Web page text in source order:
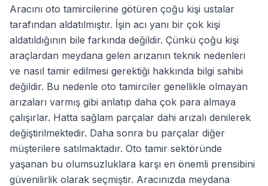
Aracını oto tamircilerine götüren çoğu kişi ustalar
tarafından aldatılmıştır. İşin acı yanı bir çok kişi
aldatıldığının bile farkında değildir. Çünkü çoğu kişi
araçlardan meydana gelen arızanın teknik nedenleri
ve nasıl tamir edilmesi gerektiği hakkında bilgi sahibi
değildir. Bu nedenle oto tamirciler genellikle olmayan
arızaları varmış gibi anlatıp daha çok para almaya
çalışırlar. Hatta sağlam parçalar dahi arızalı denilerek
değiştirilmektedir. Daha sonra bu parçalar diğer
müşterilere satılmaktadır. Oto tamir sektöründe
yaşanan bu olumsuzluklara karşı en önemli prensibini
güvenilirlik olarak seçmiştir. Aracınızda meydana